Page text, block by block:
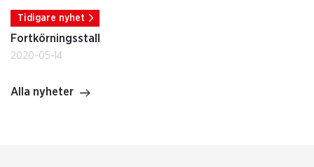
Tidigare nyhet
Fortkörningsstall
2020-05-14
Alla nyheter